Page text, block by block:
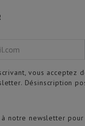
à notre newsletter
vous acceptez
Désinscription